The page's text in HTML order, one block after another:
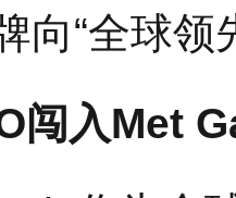
向“全球领
闯入Met